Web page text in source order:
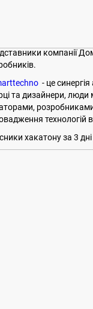
компанії
- це
та дизайнери, люди
розробниками
технологій
хакатону за 3 дні